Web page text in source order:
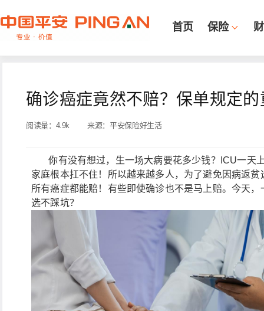
首页 保险
确诊癌症竟然不赔？保单规定
阅读量： 4.9k 来源：平安保险好生活
你有没有想过，生一场大病要花多少钱？ICU一天
家庭根本扛不住！所以越来越多人，为了避免因病返
所有癌症都能赔！有些即使确诊也不是马上赔。今天
选不踩坑？